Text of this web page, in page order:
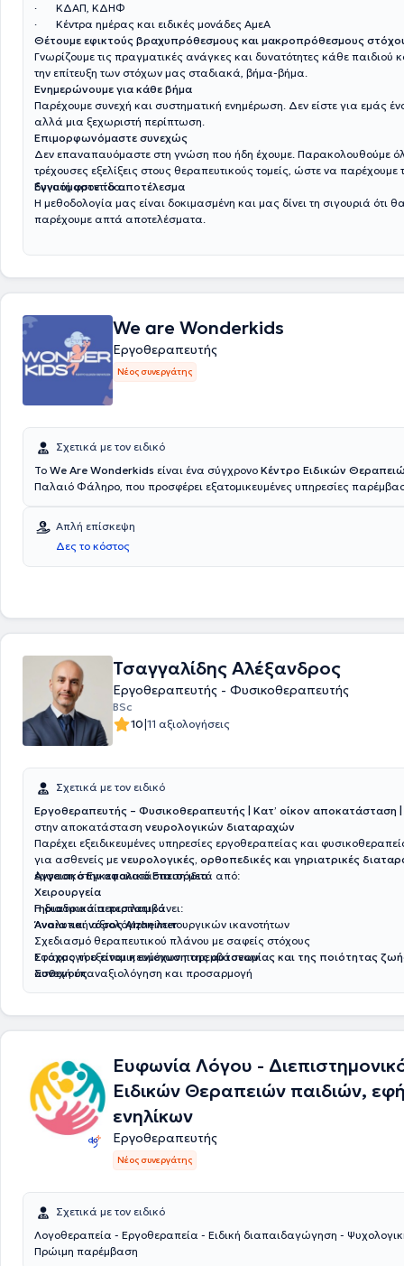
· ΚΔΑΠ, ΚΔΗΦ
· Κέντρα ημέρας και ειδικές μονάδες ΑμεΑ
Θέτουμε εφικτούς βραχυπρόθεσμους και μακροπρόθεσμους
Γνωρίζουμε τις πραγματικές ανάγκες και δυνατότητες κάθε παιδιού
την επίτευξη των στόχων μας σταδιακά, βήμα-βήμα.
Ενημερώνουμε για κάθε βήμα
Παρέχουμε συνεχή και συστηματική ενημέρωση. Δεν είστε για εμάς
αλλά μια ξεχωριστή περίπτωση.
Επιμορφωνόμαστε συνεχώς
Δεν επαναπαυόμαστε στη γνώση που ήδη έχουμε. Παρακολουθούμε
τρέχουσες εξελίξεις στους θεραπευτικούς τομείς, ώστε να παρέχουμε
δυνατή φροντίδα.
Εγγυόμαστε το αποτέλεσμα
Η μεθοδολογία μας είναι δοκιμασμένη και μας δίνει τη σιγουριά ότι
παρέχουμε απτά αποτελέσματα.
We are Wonderkids
Εργοθεραπευτής
Νέος συνεργάτης
Σχετικά με τον ειδικό
Το We Are Wonderkids είναι ένα σύγχρονο Κέντρο Ειδικών
Παλαιό Φάληρο, που προσφέρει εξατομικευμένες υπηρεσίες
πεποίθηση ότι κάθε παιδί διαθέτει μοναδικό δυναμικό, το οποίο
μέσα από επιστημονικά τεκμηριωμένες προσεγγίσεις, ενσυναίσθηση
με την οικογένεια. Στόχος είναι η δημιουργία ενός ασφαλούς και
περιβάλλοντος, όπου κάθε παιδί μπορεί να εξελιχθεί με τον δικό του
Απλή επίσκεψη
Δες το κόστος
Τσαγγαλίδης Αλέξανδρος
Εργοθεραπευτής - Φυσικοθεραπευτής
BSc
10|11 αξιολογήσεις
Σχετικά με τον ειδικό
Εργοθεραπευτής – Φυσικοθεραπευτής | Κατ’ οίκον αποκατάσταση |
στην αποκατάσταση νευρολογικών διαταραχών
Παρέχει εξειδικευμένες υπηρεσίες εργοθεραπείας και
για ασθενείς με νευρολογικές, ορθοπεδικές και γηριατρικές
έμφαση στην αποκατάσταση μετά από:
Aγγειακό Εγκεφαλικό Επεισόδιο
Xειρουργεία
Γηριατρικά περιστατικά
Άνοια και νόσος Alzheimer
Η διαδικασία περιλαμβάνει:
Αναλυτική αξιολόγηση λειτουργικών ικανοτήτων
Σχεδιασμό θεραπευτικού πλάνου με σαφείς στόχους
Εφαρμογή εξατομικευμένων παρεμβάσεων
Συνεχή επαναξιολόγηση και προσαρμογή
Στόχος του είναι η ενίσχυση της αυτονομίας και της ποιότητας
ασθενούς.
Ευφωνία Λόγου -
Ειδικών Θεραπειών παιδιών,
ενηλίκων
Εργοθεραπευτής
Νέος συνεργάτης
Σχετικά με τον ειδικό
Λογοθεραπεία - Εργοθεραπεία - Ειδική διαπαιδαγώγηση -
Πρώιμη παρέμβαση